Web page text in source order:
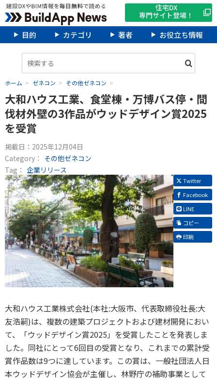
住宅DX
専門サイト登場！
目的 カテゴリ 著者 お役立ち情報
ホーム ゼネコン その他ゼネコン
大和ハウス工業、食堂棟・万博バス停・間
伐材外壁の3作品がウッドデザイン賞2025
を受賞
掲載日： 2025年12月04日
Category： その他ゼネコン
Tag： 企業リリース
Twitter
Facebook
LINE
コピー
印刷
大和ハウス工業株式会社(本社:大阪市、代表取締役社長:大
友浩嗣)は、複数の建築プロジェクトおよび建材開発におい
て、「ウッドデザイン賞2025」を受賞したことを発表しま
した。同社にとって6回目の受賞となり、これまでの累計受
賞作品数は9つに達しています。この賞は、一般社団法人日
本ウッドデザイン協会が主催し、林野庁の補助事業として